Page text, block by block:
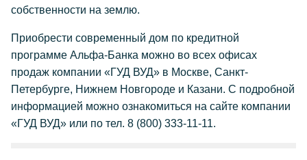
собственности на землю.
Приобрести современный дом по кредитной
программе Альфа-Банка можно во всех офисах
продаж компании «ГУД ВУД» в Москве, Санкт-
Петербурге, Нижнем Новгороде и Казани. С подробной
информацией можно ознакомиться на сайте компании
«ГУД ВУД» или по тел. 8 (800) 333-11-11.